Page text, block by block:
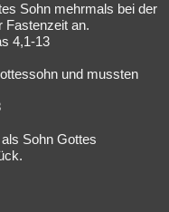
Sohn mehrmals bei der
Fastenzeit an.
4,1-13
und mussten
Sohn Gottes